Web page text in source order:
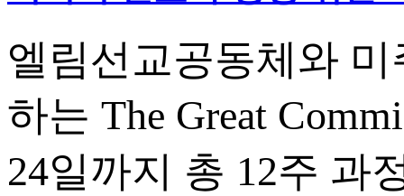
엘림선교공동체와
하는 The Great
24일까지 총 12주 과